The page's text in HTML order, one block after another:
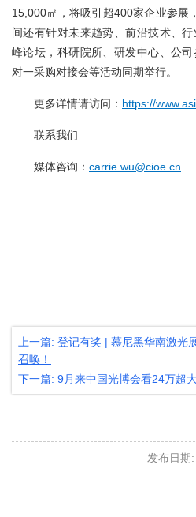
15,000㎡，将吸引超400家企业参展
间还有针对未来趋势、前沿技术、
峰论坛，科研院所、研发中心、公
对一采购对接会等活动同期举行。
更多详情请访问： https://
联系我们
媒体咨询： carrie.wu@cioe.cn
上一篇: 登记有奖 | 慕尼黑华南激光
召唤！
下一篇: 9月来中国光博会看24万超
发布日期